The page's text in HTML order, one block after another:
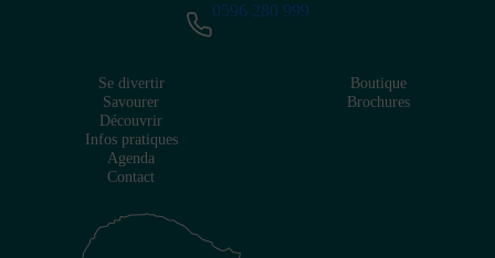
0596 280 999
Se divertir
Savourer
Découvrir
Infos pratiques
Agenda
Contact
Boutique
Brochures